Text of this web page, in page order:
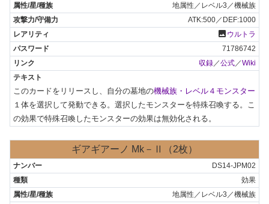
地属性／レベル3／機械族
ATK:500／DEF:1000
photo ウルトラ
71786742
収録 ／公式 ／Wiki
このカードをリリースし、自分の墓地の機械族・レベル４モンスター
１体を選択して発動できる。選択したモンスターを特殊召喚する。こ
の効果で特殊召喚したモンスターの効果は無効化される。
ギアギアーノ Mk－Ⅱ（2枚）
DS14-JPM02
効果
地属性／レベル3／機械族